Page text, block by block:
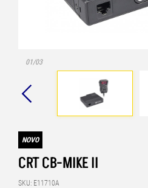
01/03
NOVO
CRT CB-MIKE II
SKU: E11710A